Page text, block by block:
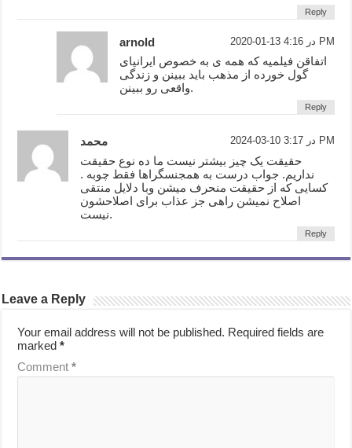
Reply
arnold 2020-01-13 در 4:16 PM
اتفاقن فیلمیه که همه ی به خصوص ایرانیای
گول خورده از مذهب باید ببینن و زندگی
واقعی رو ببینن.
Reply
محمد 2024-03-10 در 3:17 PM
حقیقت یک چیز بیشتر نیست ما ده نوع حقیقت
نداریم. جواب درست به همجنسگراها فقط چوبه .
کسایی که از حقیقت منحرف میشن وبا دلایل منتقی
اصلاح نمیشن راهی جز عذاب برای اصلاحشون
نیست.
Reply
Leave a Reply
Your email address will not be published. Required fields are
marked*
Comment*